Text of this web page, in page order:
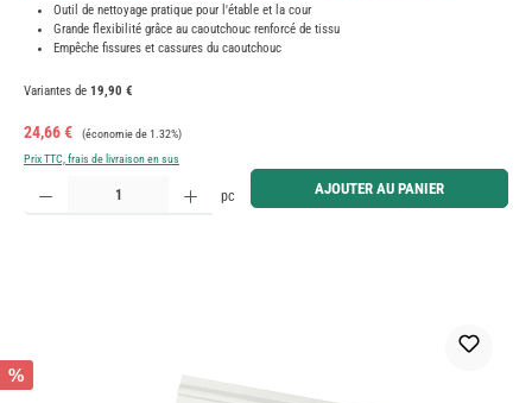
Outil de nettoyage pratique pour l'étable et la cour
Grande flexibilité grâce au caoutchouc renforcé de tissu
Empêche fissures et cassures du caoutchouc
Variantes de 19,90 €
Prix de vente :
24,66 € Prix régulier :
(économie de 1.32%)
Prix TTC, frais de livraison en sus
Quantité de produit : Entrez la quantité souhaitée ou utilisez les boutons pour augmenter ou
pc AJOUTER AU PANIER
%